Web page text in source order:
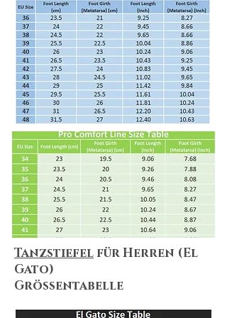
Shipping & Returns
We always do our best to maximize
customer satisfaction. Shopping online
can be puzzling, but no worries! We
summarize everything for you! Please
make sure you take a look at
ourShipping & Delivery Policyand
ourReturn Policyto ensure that our
policies, terms&conditions apply to
your needs.
Tanzstiefel für Herren (El
Gato)
Größentabelle